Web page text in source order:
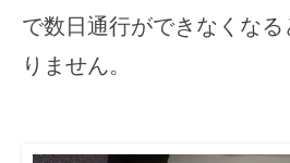
で数日通行ができなくな
りません。